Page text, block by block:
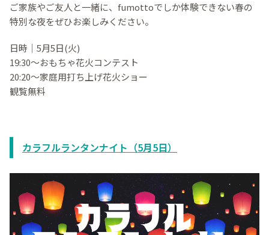
ご家族やご友人と一緒に、fumottoでしか体験できない春の
特別な夜をぜひお楽しみください。
日時｜5月5日(火)
19:30～おもちゃ花火コンテスト
20:20～家庭用打ち上げ花火ショー
観覧無料
カラフルランタンナイト（5月5日）